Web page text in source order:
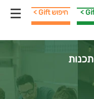
< Gift חיפוש
תכנות